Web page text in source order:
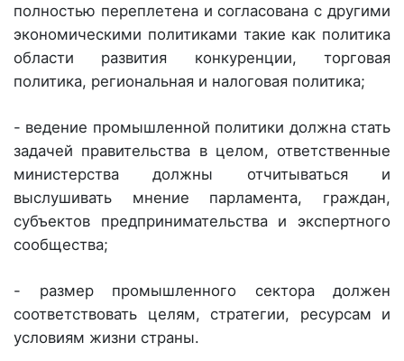
полностью переплетена и согласована с другими
экономическими политиками такие как политика
области развития конкуренции, торговая
политика, региональная и налоговая политика;
- ведение промышленной политики должна стать
задачей правительства в целом, ответственные
министерства должны отчитываться и
выслушивать мнение парламента, граждан,
субъектов предпринимательства и экспертного
сообщества;
- размер промышленного сектора должен
соответствовать целям, стратегии, ресурсам и
условиям жизни страны.